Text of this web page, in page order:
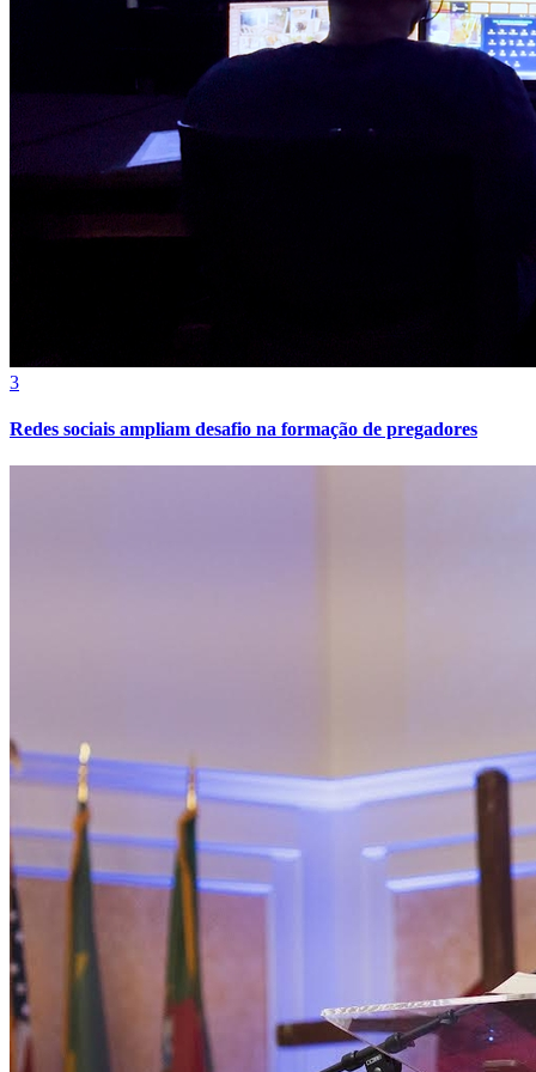
Bahia
3
Redes sociais ampliam desafio na formação de pregadores